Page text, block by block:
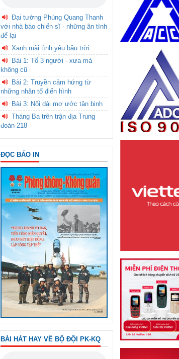
Đại tướng Phùng Quang Thanh
với nhà báo chiến sĩ - những ân tình
để lại
Xanh mãi tình yêu bầu trời
Bài 1: Tổ 3 người - xưa mà
không cũ
Bài 2: Truyền cảm hứng từ
những nhân tố điển hình
Bài 3: Nối dài mơ ước tân binh
Tháng Ba trên trận địa Trung
đoàn 218
ĐỌC BÁO IN
BÀI HÁT HAY VỀ BỘ ĐỘI PK-KQ